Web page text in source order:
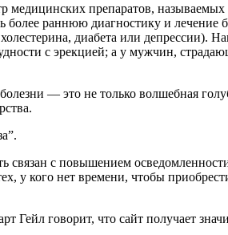
медицинских препаратов,
раннюю диагностику и лечение
диабета или депрессии).
с эрекцией; а у мужчин,
— это не только волшебная
с повышением
у кого нет времени, чтобы
Гейл говорит, что сайт получает